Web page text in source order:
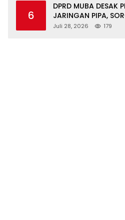
6
DPRD MUBA DESAK
JARINGAN PIPA,
WARGA JIRAK
Juli 28, 2026 179